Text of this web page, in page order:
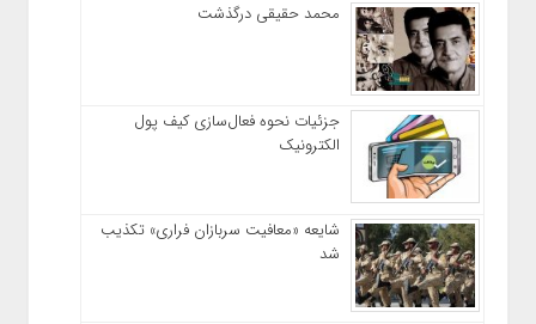
محمد حقیقی درگذشت
جزئیات نحوه فعال‌سازی کیف پول
الکترونیک
شایعه «معافیت سربازان فراری» تکذیب
شد